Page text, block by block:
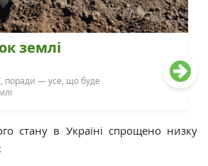
землі
поради — усе, що буде
стану в Україні спрощено низку